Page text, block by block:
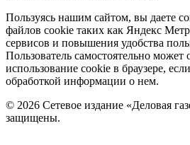
Политика
cookie
Пользуясь нашим сайтом, вы даете
файлов cookie таких как Яндекс
сервисов и повышения удобства
Пользователь самостоятельно может
использование cookie в браузере,
обработкой информации о нем.
© 2026 Сетевое издание «Деловая
защищены.